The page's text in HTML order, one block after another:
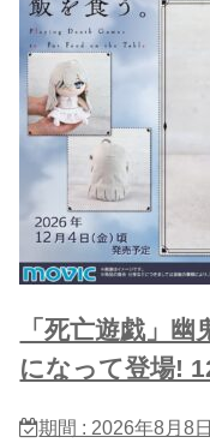
「死亡遊戯」
になって登場!
期間 : 2026年8月8